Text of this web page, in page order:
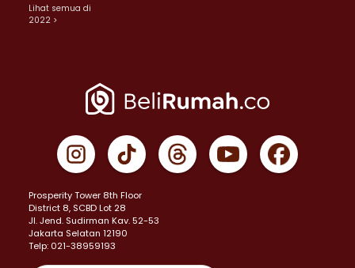
Lihat semua di
2022 >
Prosperity Tower 8th Floor
District 8, SCBD Lot 28
JI. Jend. Sudirman Kav. 52-53
Jakarta Selatan 12190
Telp: 021-38959193